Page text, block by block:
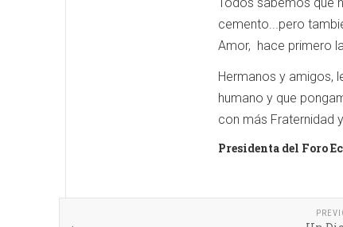
cemento...pero
Amor, hace primero
Hermanos y amigos,
humano y que
con más Fraternidad
Presidenta del Foro